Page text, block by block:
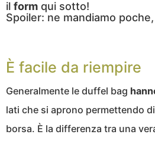
il form qui sotto!
Spoiler: ne mandiamo
È facile da riempire
Generalmente le duffel bag
lati che si aprono permettendo
borsa. È la differenza tra una